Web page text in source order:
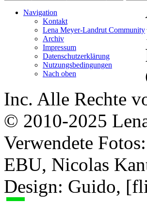
Navigation
Kontakt
Lena Meyer-Landrut Community
Archiv
Impressum
Datenschutzerklärung
Nutzungsbedingungen
Nach oben
Inc. Alle Rechte
© 2010-2025
Verwendete
EBU, Nicolas
Design: Guido,